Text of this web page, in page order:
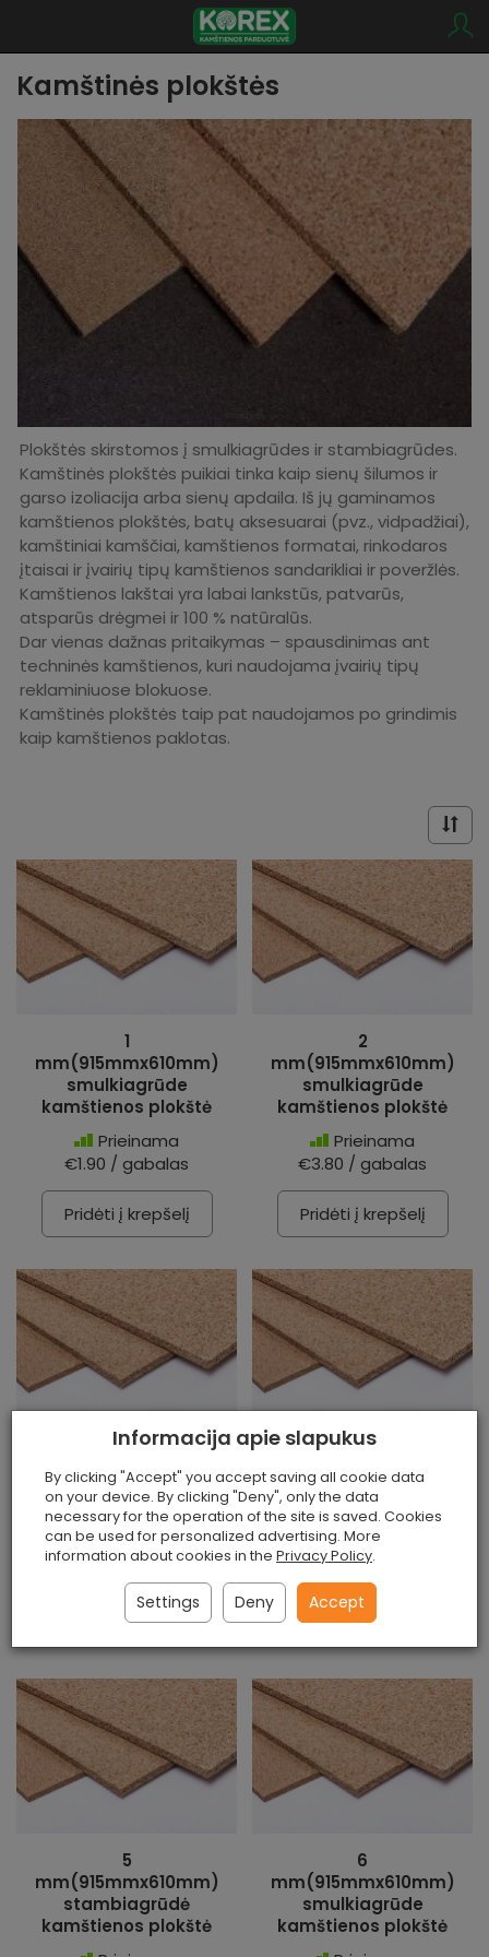
Kamštinės plokštės
Plokštės skirstomos į smulkiagrūdes ir stambiagrūdes.
Kamštinės plokštės puikiai tinka kaip sienų šilumos ir
garso izoliacija arba sienų apdaila. Iš jų gaminamos
kamštienos plokštės, batų aksesuarai (pvz., vidpadžiai),
kamštiniai kamščiai, kamštienos formatai, rinkodaros
įtaisai ir įvairių tipų kamštienos sandarikliai ir poveržlės.
Kamštienos lakštai yra labai lankstūs, patvarūs,
atsparūs drėgmei ir 100 % natūralūs.
Dar vienas dažnas pritaikymas – spausdinimas ant
techninės kamštienos, kuri naudojama įvairių tipų
reklaminiuose blokuose.
Kamštinės plokštės taip pat naudojamos po grindimis
kaip kamštienos paklotas.
1
mm(915mmx610mm)
smulkiagrūde
kamštienos plokštė
Prieinama
€1.90 / gabalas
Pridėti į krepšelį
2
mm(915mmx610mm)
smulkiagrūde
kamštienos plokštė
Prieinama
€3.80 / gabalas
Pridėti į krepšelį
3
mm(915mmx610mm)
stambiagrūdė
kamštienos plokštė
Prieinama
Pridėti į krepšelį
4
mm(915mmx610mm)
stambiagrūdė
kamštienos plokštė
Prieinama
Pridėti į krepšelį
5
mm(915mmx610mm)
stambiagrūdė
kamštienos plokštė
6
mm(915mmx610mm)
smulkiagrūde
kamštienos plokštė
Informacija apie slapukus
By clicking "Accept" you accept saving all cookie data
on your device. By clicking "Deny", only the data
necessary for the operation of the site is saved. Cookies
can be used for personalized advertising. More
information about cookies in the Privacy Policy.
Settings Deny Accept